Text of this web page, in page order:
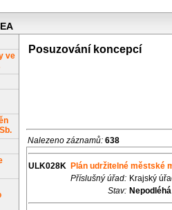
ve
Posuzování koncepcí
Nalezeno záznamů: 638
ULK028K Plán udržitelné městské
Příslušný úřad: Krajský
Stav: